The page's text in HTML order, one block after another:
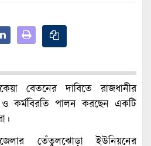
বেতনের দাবিতে রাজধানীর
কর্মবিরতি পালন করছেন একটি
তেঁতুলঝোড়া ইউনিয়নের